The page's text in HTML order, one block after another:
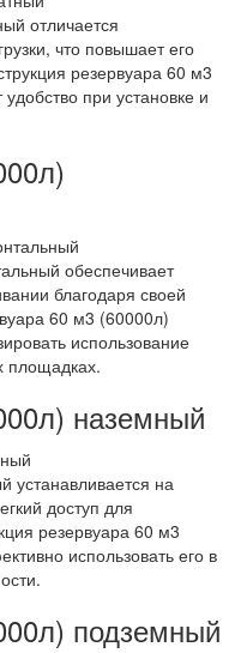
отличается
что повышает его
резервуара 60 м3
при установке и
обеспечивает
благодаря своей
60 м3 (60000л)
использование
площадках.
наземный
устанавливается на
доступ для
резервуара 60 м3
использовать его в
подземный